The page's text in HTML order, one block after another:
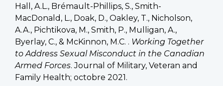
Hall, A.L., Brémault-Phillips, S., Smith-
MacDonald, L., Doak, D., Oakley, T., Nicholson,
A.A., Pichtikova, M., Smith, P., Mulligan, A.,
Byerlay, C., & McKinnon, M.C. . Working Together
to Address Sexual Misconduct in the Canadian
Armed Forces. Journal of Military, Veteran and
Family Health; octobre 2021.